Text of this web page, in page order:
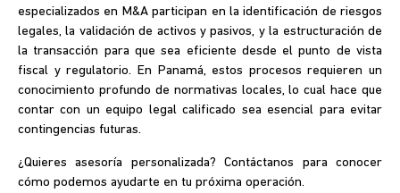
especializados en M&A participan en la identificación de riesgos
legales, la validación de activos y pasivos, y la estructuración de
la transacción para que sea eficiente desde el punto de vista
fiscal y regulatorio. En Panamá, estos procesos requieren un
conocimiento profundo de normativas locales, lo cual hace que
contar con un equipo legal calificado sea esencial para evitar
contingencias futuras.
¿Quieres asesoría personalizada? Contáctanos para conocer
cómo podemos ayudarte en tu próxima operación.